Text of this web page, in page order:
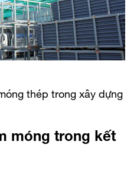
thép trong xây dựng
móng trong kết